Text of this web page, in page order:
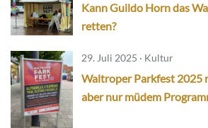
Kann Guildo Horn das
retten?
29. Juli 2025 · Kultur
Waltroper Parkfest 2025
aber nur müdem